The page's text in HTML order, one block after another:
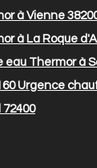
à Vienne
à La Roque
Thermor à
Urgence